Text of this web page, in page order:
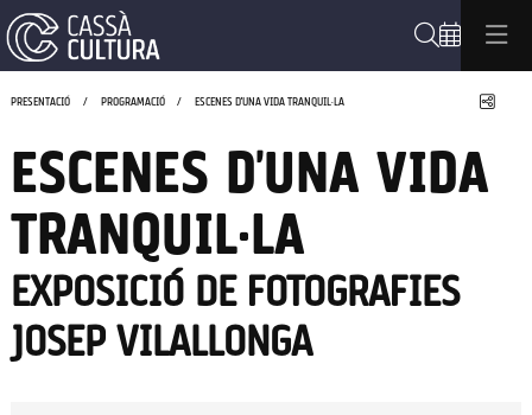
PRESENTACIÓ PROGRAMACIÓ ESCENES D'UNA VIDA TRANQUIL·LA
ESCENES D'UNA VIDA
TRANQUIL·LA
EXPOSICIÓ DE FOTOGRAFIES
JOSEP VILALLONGA